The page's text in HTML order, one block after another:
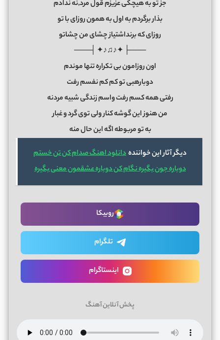
جز تو به هیچکی عزیزم قول مرد,نه ندادم
بذار برگردم به اول به همون روزای با تو
روزای که برنداشتیاز چشای من چشاتو
───├ ✦♪♫♪✦ ┤───
اون روزامون بی تکراره تنها موندم
دوبارهبی تو کم کم نفسم رفت
رفتی همه کسم رفت واسم زندگی شبیه مردنه
من هنوز این گوشه کنار ولی توی گرد و غبار
به تو مربوطه اگه این حال منه
دیگر آثار این خوانندهدانلود اهنگ صدام کن تن خستم
دوباره جون بگیره نگام کن دوباره عشقمون معنی بگیره
روبیکا
تلگرام
اینستاگرام
پخش آنلاین آهنگ